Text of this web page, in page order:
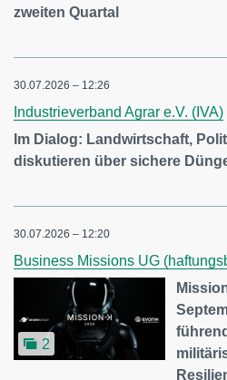
zweiten Quartal
30.07.2026 – 12:26
Industrieverband Agrar e.V. (IVA)
Im Dialog: Landwirtschaft,
diskutieren über sichere
30.07.2026 – 12:20
Business Missions UG
2